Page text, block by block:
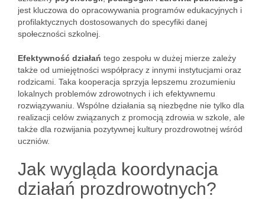
jest kluczowa do opracowywania programów edukacyjnych i
profilaktycznych dostosowanych do specyfiki danej
społeczności szkolnej.
Efektywność działań tego zespołu w dużej mierze zależy
także od umiejętności współpracy z innymi instytucjami oraz
rodzicami. Taka kooperacja sprzyja lepszemu zrozumieniu
lokalnych problemów zdrowotnych i ich efektywnemu
rozwiązywaniu. Wspólne działania są niezbędne nie tylko dla
realizacji celów związanych z promocją zdrowia w szkole, ale
także dla rozwijania pozytywnej kultury prozdrowotnej wśród
uczniów.
Jak wygląda koordynacja
działań prozdrowotnych?